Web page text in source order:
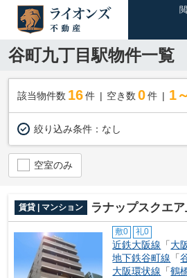
谷町九丁目駅物件一覧
該当物件数 16件 空き数 0 件 1
絞り込み条件： なし
空室のみ
賃貸 | マンション ラナップスクエア
敷0 礼0
近鉄大阪線 「大
地下鉄谷町線 「
大阪環状線 「鶴